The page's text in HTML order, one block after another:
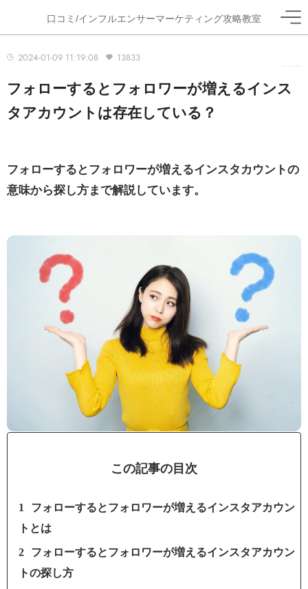
口コミ/インフルエンサーマーケティング攻略教室
2024-01-09 11:19:08 13833
フォローするとフォロワーが増えるインス
タアカウントは存在している？
フォローするとフォロワーが増えるインスタカウントの
意味から探し方まで解説しています。
この記事の目次
フォローするとフォロワーが増えるインスタアカウン
トとは
フォローするとフォロワーが増えるインスタアカウン
トの探し方